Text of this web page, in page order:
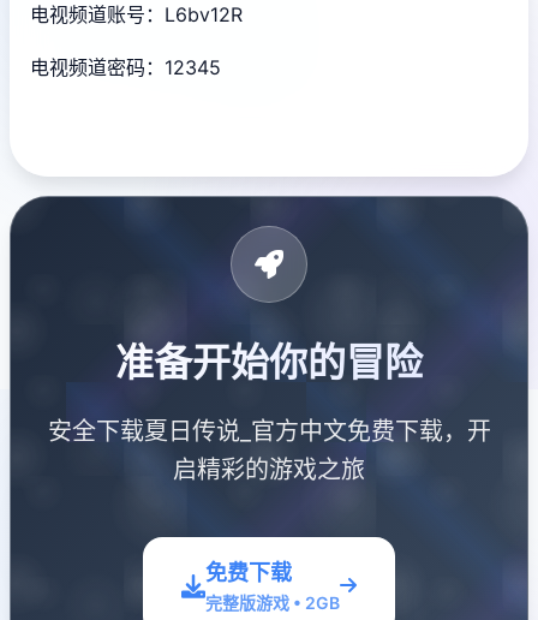
电视频道账号：L6bv12R
电视频道密码：12345
准备开始你的冒险
安全下载夏日传说_官方中文免费下载，开
启精彩的游戏之旅
免费下载
完整版游戏 • 2GB